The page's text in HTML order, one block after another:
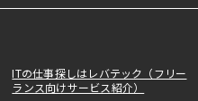
ITの仕事探しはレバテック（フリー
ランス向けサービス紹介）